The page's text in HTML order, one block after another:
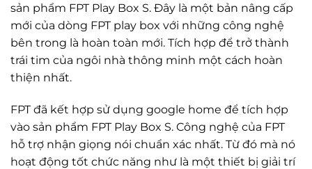
sản phẩm FPT Play Box S. Đây là một bản nâng cấp
mới của dòng FPT play box với những công nghệ
bên trong là hoàn toàn mới. Tích hợp để trở thành
trái tim của ngôi nhà thông minh một cách hoàn
thiện nhất.
FPT đã kết hợp sử dụng google home để tích hợp
vào sản phẩm FPT Play Box S. Công nghệ của FPT
hỗ trợ nhận giọng nói chuẩn xác nhất. Từ đó mà nó
hoạt động tốt chức năng như là một thiết bị giải trí